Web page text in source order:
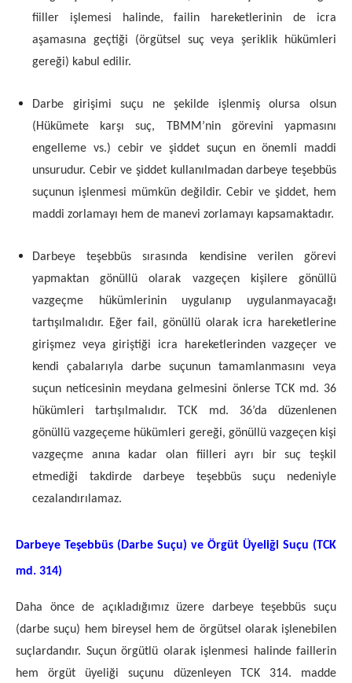
fiiller işlemesi halinde, failin hareketlerinin de icra
aşamasına geçtiği (örgütsel suç veya şeriklik hükümleri
gereği) kabul edilir.
Darbe girişimi suçu ne şekilde işlenmiş olursa olsun
(Hükümete karşı suç, TBMM’nin görevini yapmasını
engelleme vs.) cebir ve şiddet suçun en önemli maddi
unsurudur. Cebir ve şiddet kullanılmadan darbeye teşebbüs
suçunun işlenmesi mümkün değildir. Cebir ve şiddet, hem
maddi zorlamayı hem de manevi zorlamayı kapsamaktadır.
Darbeye teşebbüs sırasında kendisine verilen görevi
yapmaktan gönüllü olarak vazgeçen kişilere gönüllü
vazgeçme hükümlerinin uygulanıp uygulanmayacağı
tartışılmalıdır. Eğer fail, gönüllü olarak icra hareketlerine
girişmez veya giriştiği icra hareketlerinden vazgeçer ve
kendi çabalarıyla darbe suçunun tamamlanmasını veya
suçun neticesinin meydana gelmesini önlerse TCK md. 36
hükümleri tartışılmalıdır. TCK md. 36’da düzenlenen
gönüllü vazgeçeme hükümleri gereği, gönüllü vazgeçen kişi
vazgeçme anına kadar olan fiilleri ayrı bir suç teşkil
etmediği takdirde darbeye teşebbüs suçu nedeniyle
cezalandırılamaz.
Darbeye Teşebbüs (Darbe Suçu) ve Örgüt Üyeliği Suçu (TCK
md. 314)
Daha önce de açıkladığımız üzere darbeye teşebbüs suçu
(darbe suçu) hem bireysel hem de örgütsel olarak işlenebilen
suçlardandır. Suçun örgütlü olarak işlenmesi halinde faillerin
hem örgüt üyeliği suçunu düzenleyen TCK 314. madde